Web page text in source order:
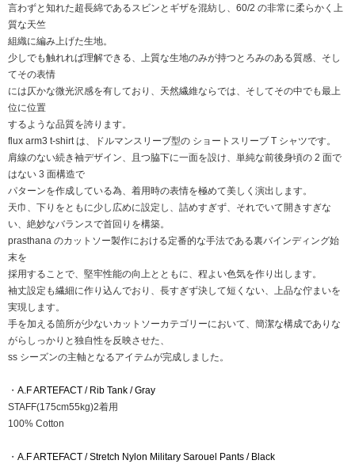
⾔わずと知れた超⻑綿であるスビンとギザを混紡し、60/2 の⾮常に柔らかく上
質な天竺
組織に編み上げた⽣地。
少しでも触れれば理解できる、上質な⽣地のみが持つとろみのある質感、そし
てその表情
には仄かな微光沢感を有しており、天然繊維ならでは、そしてその中でも最上
位に位置
するような品質を誇ります。
flux arm3 t-shirt は、ドルマンスリーブ型の ショートスリーブ T シャツです。
肩線のない続き袖デザイン、且つ脇下に⼀⾯を設け、単純な前後⾝頃の 2 ⾯で
はない 3 ⾯構造で
パターンを作成している為、着⽤時の表情を極めて美しく演出します。
天⼱、下りをともに少し広めに設定し、詰めすぎず、それでいて開きすぎな
い、絶妙なバランスで⾸回りを構築。
prasthana のカットソー製作における定番的な⼿法である裏バインディング始
末を
採⽤することで、堅牢性能の向上とともに、程よい⾊気を作り出します。
袖丈設定も繊細に作り込んでおり、⻑すぎず決して短くない、上品な佇まいを
実現します。
⼿を加える箇所が少ないカットソーカテゴリーにおいて、簡潔な構成でありな
がらしっかりと独⾃性を反映させた、
ss シーズンの主軸となるアイテムが完成しました。
・ A.F ARTEFACT / Rib Tank / Gray
STAFF(175cm55kg)2着用
100% Cotton
・ A.F ARTEFACT / Stretch Nylon Military Sarouel Pants / Black